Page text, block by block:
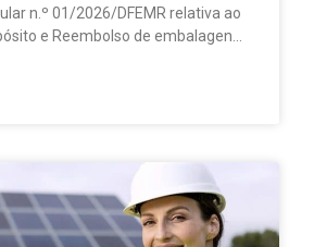
n.º 01/2026/DFEMR relativa ao
e Reembolso de embalagens
relevante para